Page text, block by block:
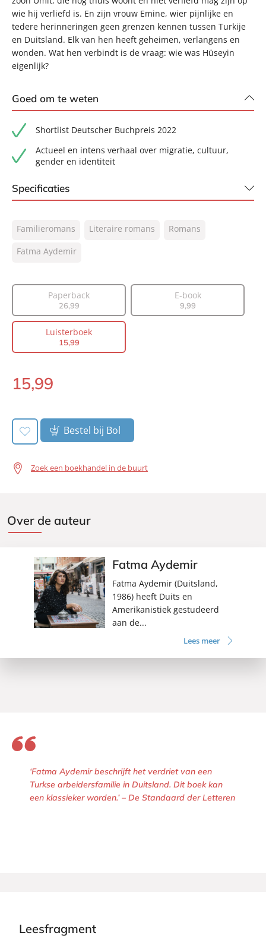
wie hij verliefd is. En zijn vrouw Emine, wier pijnlijke en
tedere herinneringen geen grenzen kennen tussen Turkije
en Duitsland. Elk van hen heeft geheimen, verlangens en
wonden. Wat hen verbindt is de vraag: wie was Hüseyin
eigenlijk?
Goed om te weten
Shortlist Deutscher Buchpreis 2022
Actueel en intens verhaal over migratie, cultuur,
gender en identiteit
Specificaties
NUR:
302
Type:
Vertaler:
Marcel Misset
Prijs:
15,99
Uitgever:
Signatuur
Familieromans Literaire romans
Romans
Fatma Aydemir
Paperback
26,99
E-book
9,99
Luisterboek
15,99
Luisterboek:
15,99
Bestel bij Bol
Zoek een boekhandel in de buurt
Over de auteur
Fatma Aydemir
Fatma Aydemir (Duitsland,
1986) heeft Duits en
Amerikanistiek gestudeerd
aan de...
Lees meer
‘Fatma Aydemir beschrijft het verdriet van een
Turkse arbeidersfamilie in Duitsland. Dit boek kan
een klassieker worden.’ – De Standaard der Letteren
Leesfragment